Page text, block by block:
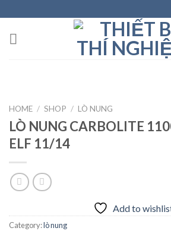
to
content
HOME / SHOP / LÒ NUNG
LÒ NUNG CARBOLITE
ELF 11/14
Add to
Category:lò nung